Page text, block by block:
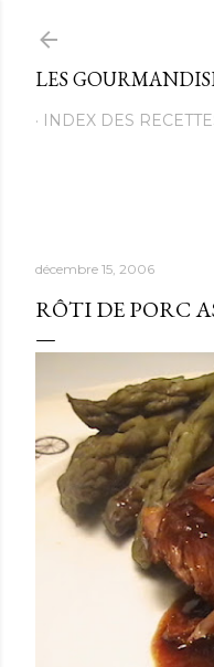
LES
INDEX DES
décembre 15, 2006
RÔTI DE PORC